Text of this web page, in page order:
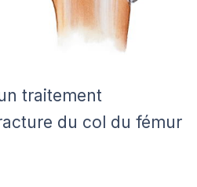
traitement
du col du fémur